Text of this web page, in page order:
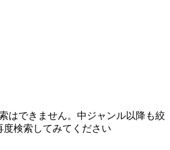
はできません。中ジャンル以降も絞
度検索してみてください